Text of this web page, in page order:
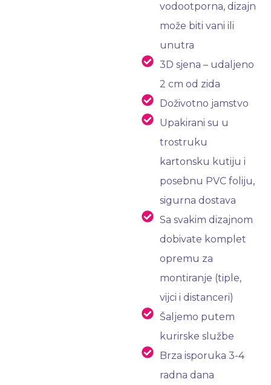
vodootporna, dizajn
može biti vani ili
unutra
3D sjena – udaljeno
2 cm od zida
Doživotno jamstvo
Upakirani su u
trostruku
kartonsku kutiju i
posebnu PVC foliju,
sigurna dostava
Sa svakim dizajnom
dobivate komplet
opremu za
montiranje (tiple,
vijci i distanceri)
Šaljemo putem
kurirske službe
Brza isporuka 3-4
radna dana